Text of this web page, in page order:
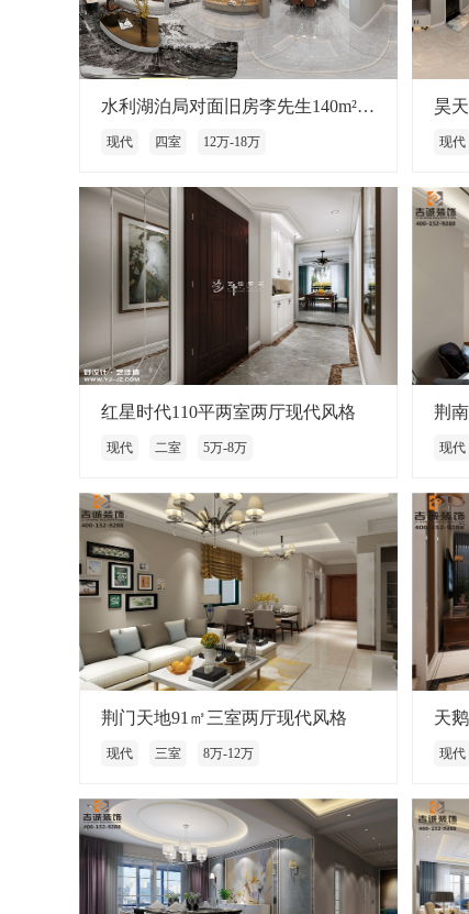
水利湖泊局对面旧房李先生140m²现代风格
现代 四室 12万-18万
昊
现代
红星时代110平两室两厅现代风格
现代 二室 5万-8万
荆
现代
荆门天地91㎡三室两厅现代风格
现代 三室 8万-12万
天
现代